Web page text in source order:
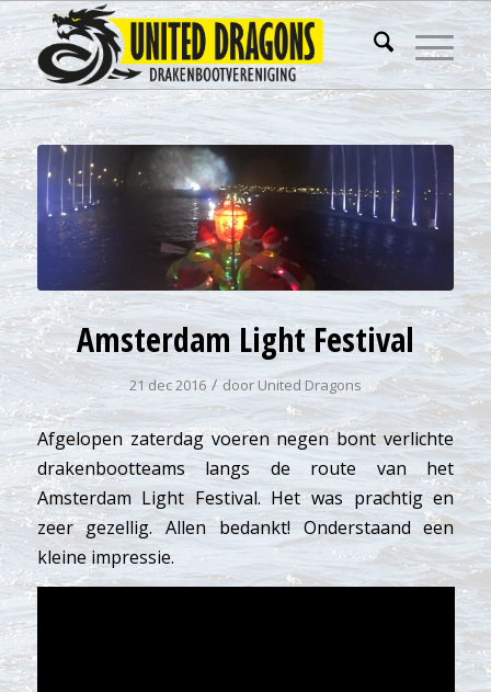
Amsterdam Light Festival
21 dec 2016 / door United Dragons
Afgelopen zaterdag voeren negen bont verlichte
drakenbootteams langs de route van het
Amsterdam Light Festival. Het was prachtig en
zeer gezellig. Allen bedankt! Onderstaand een
kleine impressie.